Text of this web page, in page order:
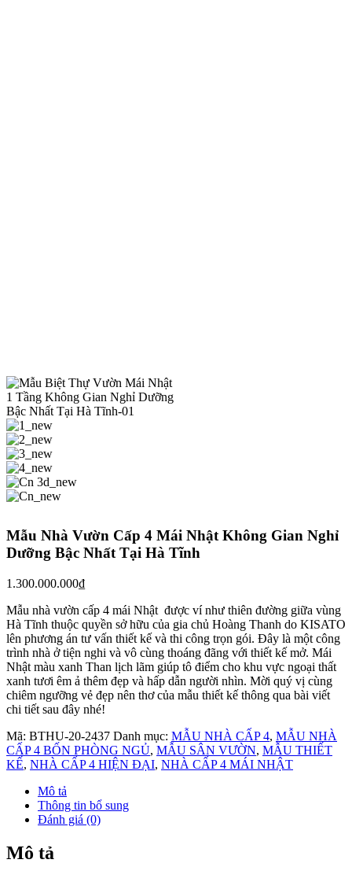
Mẫu Nhà Vườn Cấp 4 Mái Nhật Không Gian Nghỉ
Dưỡng Bậc Nhất Tại Hà Tĩnh
1.300.000.000₫
Mẫu nhà vườn cấp 4 mái Nhật được ví như thiên đường giữa vùng
Hà Tĩnh thuộc quyền sở hữu của gia chủ Hoàng Thanh do KISATO
lên phương án tư vấn thiết kế và thi công trọn gói. Đây là một công
trình nhà ở tiện nghi và vô cùng thoáng đãng với thiết kế mở. Mái
Nhật màu xanh Than lịch lãm giúp tô điểm cho khu vực ngoại thất
xanh tươi êm ả thêm đẹp và hấp dẫn người nhìn. Mời quý vị cùng
chiêm ngưỡng vẻ đẹp nên thơ của mẫu thiết kế thông qua bài viết
chi tiết sau đây nhé!
Mã: BTHU-20-2437 Danh mục: MẪU NHÀ CẤP 4, MẪU NHÀ
CẤP 4 BỐN PHÒNG NGỦ, MẪU SÂN VƯỜN, MẪU THIẾT
KẾ, NHÀ CẤP 4 HIỆN ĐẠI, NHÀ CẤP 4 MÁI NHẬT
Mô tả
Thông tin bổ sung
Đánh giá (0)
Mô tả